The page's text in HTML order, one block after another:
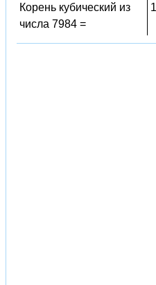
Корень кубический из
числа 7984 =